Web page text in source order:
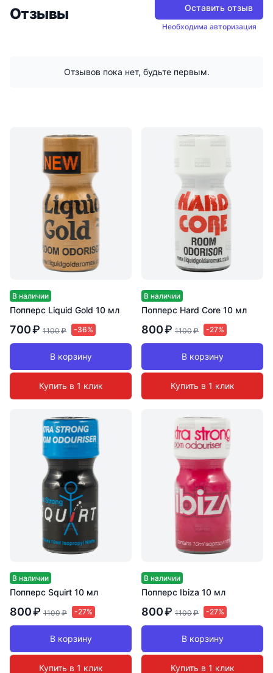
Отзывы Оставить отзыв
Необходима авторизация
Отзывов пока нет, будьте первым.
В наличии
Попперс Liquid Gold 10 мл
700₽ 1100₽ -36%
В корзину
Купить в 1 клик
В наличии
Попперс Hard Core 10 мл
800₽ 1100₽ -27%
В корзину
Купить в 1 клик
В наличии
Попперс Squirt 10 мл
800₽ 1100₽ -27%
В корзину
Купить в 1 клик
В наличии
Попперс Ibiza 10 мл
800₽ 1100₽ -27%
В корзину
Купить в 1 клик